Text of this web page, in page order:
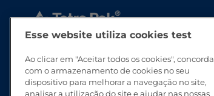
Esse website utiliza cookies test
Ao clicar em "Aceitar todos os cookies", concorda
com o armazenamento de cookies no seu
dispositivo para melhorar a navegação no site,
analisar a utilização do site e ajudar nas nossas